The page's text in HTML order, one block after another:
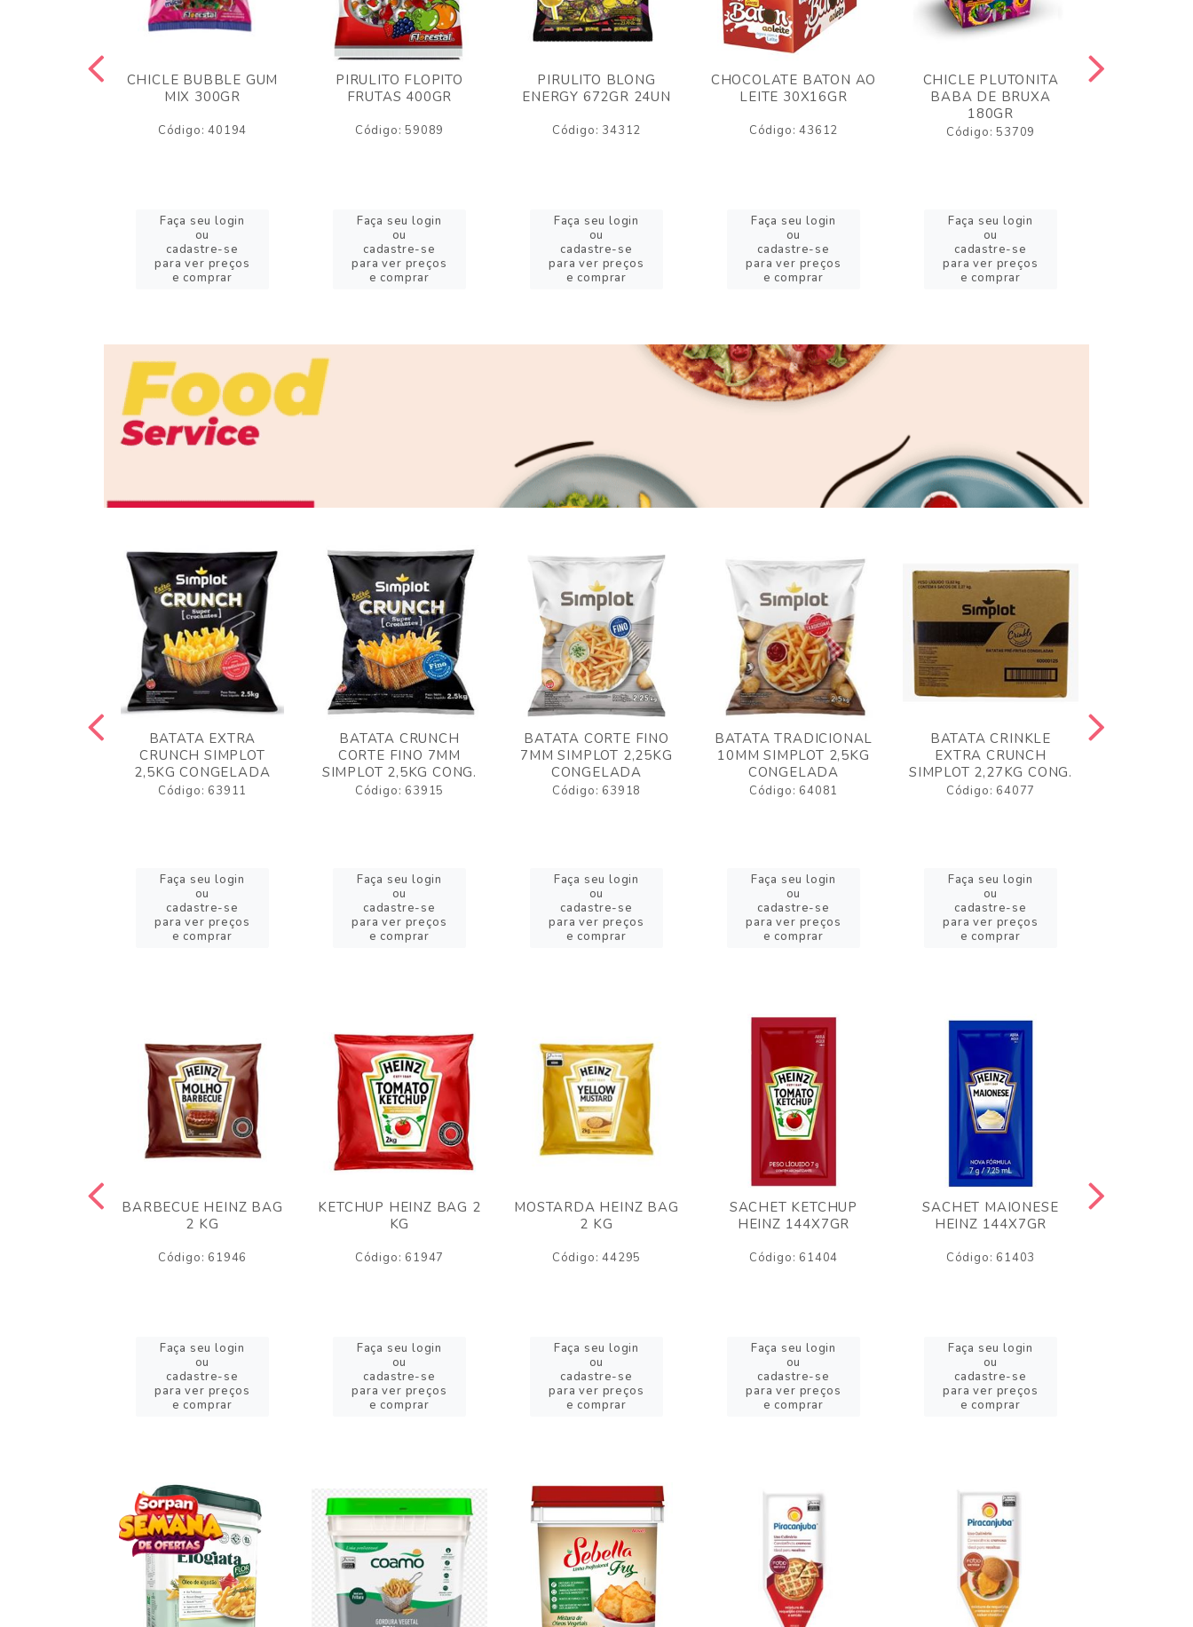
CHICLE BUBBLE GUM
MIX 300GR
Código: 40194
Faça seu login
ou
cadastre-se
para ver preços
e comprar
PIRULITO FLOPITO
FRUTAS 400GR
Código: 59089
Faça seu login
ou
cadastre-se
para ver preços
e comprar
PIRULITO BLONG
ENERGY 672GR 24UN
Código: 34312
Faça seu login
ou
cadastre-se
para ver preços
e comprar
CHOCOLATE BATON AO
LEITE 30X16GR
Código: 43612
Faça seu login
ou
cadastre-se
para ver preços
e comprar
CHICLE PLUTONITA
BABA DE BRUXA
180GR
Código: 53709
Faça seu login
ou
cadastre-se
para ver preços
e comprar
BATATA EXTRA
CRUNCH SIMPLOT
2,5KG CONGELADA
Código: 63911
Faça seu login
ou
cadastre-se
para ver preços
e comprar
BATATA CRUNCH
CORTE FINO 7MM
SIMPLOT 2,5KG CONG.
Código: 63915
Faça seu login
ou
cadastre-se
para ver preços
e comprar
BATATA CORTE FINO
7MM SIMPLOT 2,25KG
CONGELADA
Código: 63918
Faça seu login
ou
cadastre-se
para ver preços
e comprar
BATATA TRADICIONAL
10MM SIMPLOT 2,5KG
CONGELADA
Código: 64081
Faça seu login
ou
cadastre-se
para ver preços
e comprar
BATATA CRINKLE
EXTRA CRUNCH
SIMPLOT 2,27KG CONG.
Código: 64077
Faça seu login
ou
cadastre-se
para ver preços
e comprar
BARBECUE HEINZ BAG
2 KG
Código: 61946
Faça seu login
ou
cadastre-se
para ver preços
e comprar
KETCHUP HEINZ BAG 2
KG
Código: 61947
Faça seu login
ou
cadastre-se
para ver preços
e comprar
MOSTARDA HEINZ BAG
2 KG
Código: 44295
Faça seu login
ou
cadastre-se
para ver preços
e comprar
SACHET KETCHUP
HEINZ 144X7GR
Código: 61404
Faça seu login
ou
cadastre-se
para ver preços
e comprar
SACHET MAIONESE
HEINZ 144X7GR
Código: 61403
Faça seu login
ou
cadastre-se
para ver preços
e comprar